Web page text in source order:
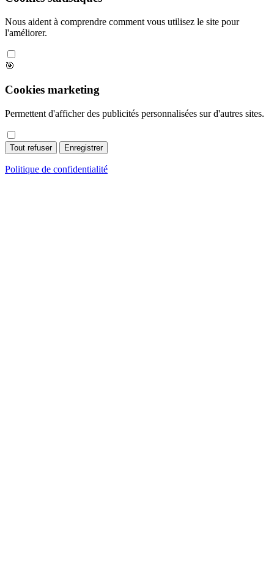
Nous aident à comprendre comment vous utilisez le site pour
l'améliorer.
🎯
Cookies marketing
Permettent d'afficher des publicités personnalisées sur d'autres sites.
Tout refuser Enregistrer
Politique de confidentialité